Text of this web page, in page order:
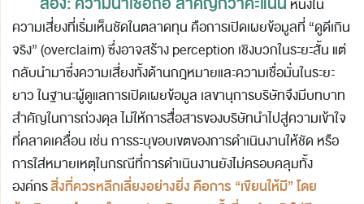
หนึ่งใน
ความเสี่ยงที่เริ่มเห็นชัดในตลาดทุน คือการเปิดเผยข้อมูลที่ “ดูดีเกิน
จริง” (overclaim) ซึ่งอาจสร้าง perception เชิงบวกในระยะสั้น แต่
กลับนำมาซึ่งความเสี่ยงทั้งด้านกฎหมายและความเชื่อมั่นในระยะ
ยาว ในฐานะผู้ดูแลการเปิดเผยข้อมูล เลขานุการบริษัทจึงมีบทบาท
สำคัญในการถ่วงดุล ไม่ให้การสื่อสารของบริษัทนำไปสู่ความเข้าใจ
ที่คลาดเคลื่อน เช่น การระบุขอบเขตของการดำเนินงานให้ชัด หรือ
การใส่หมายเหตุในกรณีที่การดำเนินงานยังไม่ครอบคลุมทั้ง
องค์กรสิ่งที่ควรหลีกเลี่ยงอย่างยิ่ง คือการ “เขียนให้มี” โดย